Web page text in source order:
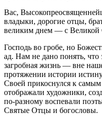
Вас,
владыки, дорогие отцы,
великим днем — с Великой
Господь во гробе, но
ад. Нам не дано понять, что
загробная жизнь — вне
протяжении истории
Своей прикоснулся к
отображали художники,
по-разному воспевали
Святые Отцы и богословы.